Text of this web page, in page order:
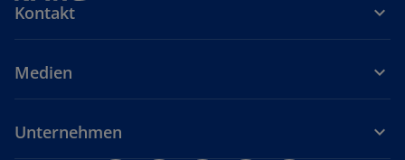
Kontakt
Medien
Unternehmen